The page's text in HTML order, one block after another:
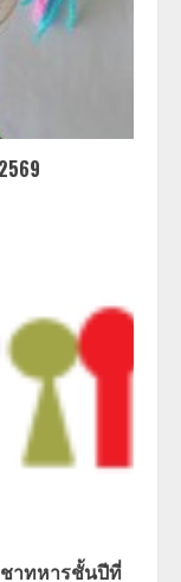
ชาทหารชั้นปีที่